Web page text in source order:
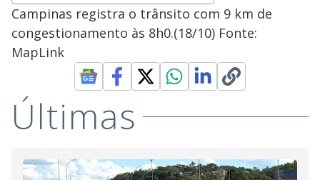
Opens in new window
Campinas registra o trânsito com 9 km de
congestionamento às 8h0.(18/10) Fonte:
MapLink
Últimas